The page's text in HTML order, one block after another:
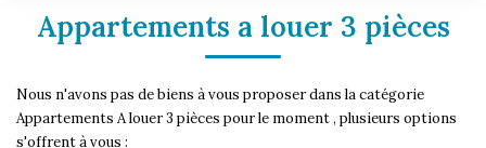
VENTE
Sélectionnez...
Type de bien
Budget max Plus de critères
Appartements a louer 3 pièces
Nous n'avons pas de biens à vous proposer dans la catégorie
Appartements A louer 3 pièces pour le moment , plusieurs options
s'offrent à vous :